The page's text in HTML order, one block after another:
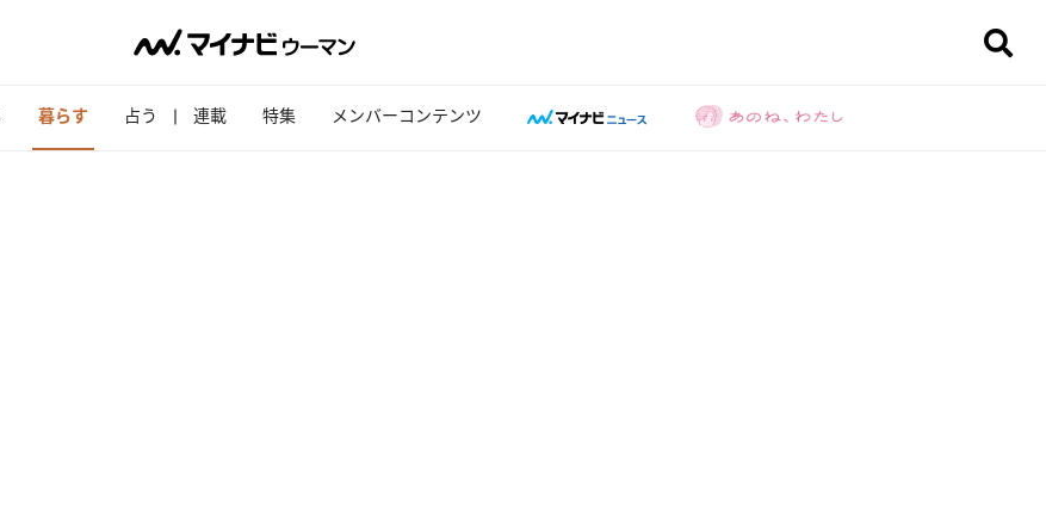
暮らす 占う 連載 特集 メンバーコンテンツ